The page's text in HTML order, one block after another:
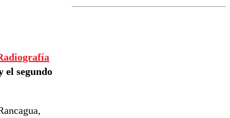
el segundo
el fin de la